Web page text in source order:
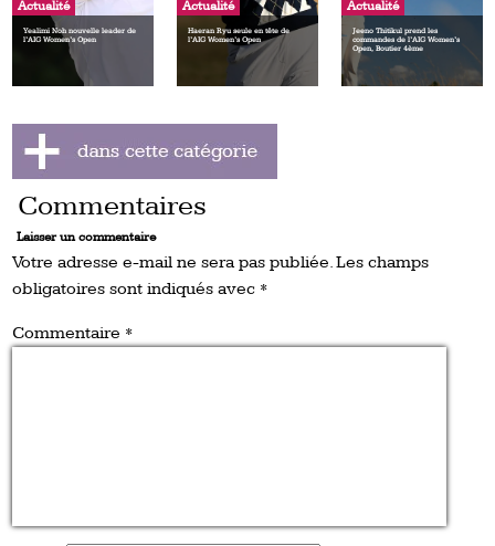
Actualité
Yealimi Noh nouvelle leader de
l’AIG Women’s Open
Actualité
Haeran Ryu seule en tête de
l’AIG Women’s Open
Actualité
Jeeno Thitikul prend les
commandes de l’AIG Women’s
Open, Boutier 4ème
Commentaires
Laisser un commentaire
Votre adresse e-mail ne sera pas publiée.Les champs
obligatoires sont indiqués avec *
Commentaire *